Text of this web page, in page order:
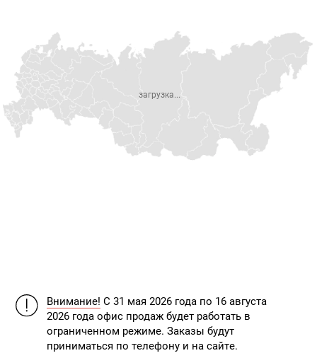
Внимание! С 31 мая 2026 года по 16 августа
2026 года офис продаж будет работать в
ограниченном режиме. Заказы будут
приниматься по телефону и на сайте.
загрузка...